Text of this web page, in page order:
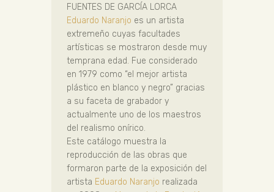
FUENTES DE GARCÍA LORCA
Eduardo Naranjo es un artista
extremeño cuyas facultades
artísticas se mostraron desde muy
temprana edad. Fue considerado
en 1979 como “el mejor artista
plástico en blanco y negro” gracias
a su faceta de grabador y
actualmente uno de los maestros
del realismo onírico.
Este catálogo muestra la
reproducción de las obras que
formaron parte de la exposición del
artista Eduardo Naranjo realizada